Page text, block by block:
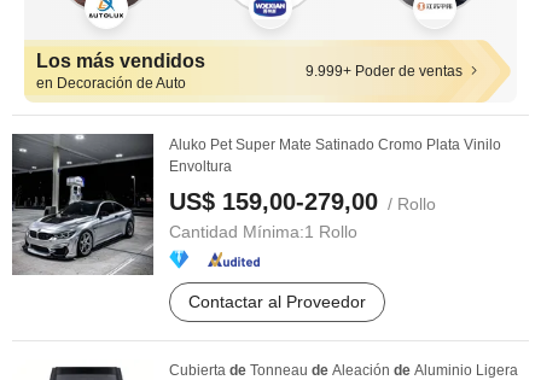
Los más vendidos
en Decoración de Auto
9.999+ Poder de ventas
Aluko Pet Super Mate Satinado Cromo Plata Vinilo
Envoltura
US$ 159,00-279,00 / Rollo
Cantidad Mínima:1 Rollo
Contactar al Proveedor
Cubierta de Tonneau de Aleación de Aluminio Ligera